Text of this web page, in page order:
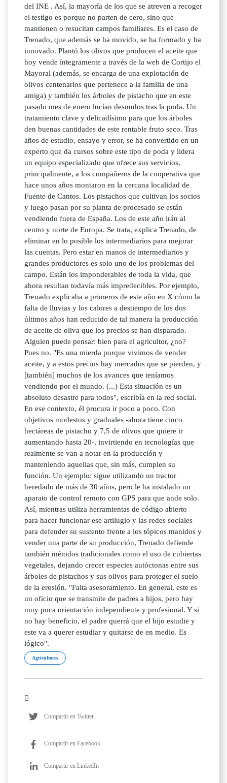
del INE . Así, la mayoría de los que se atreven a recoger
el testigo es porque no parten de cero, sino que
mantienen o resucitan campos familiares. Es el caso de
Trenado, que además se ha movido, se ha formado y ha
innovado. Plantó los olivos que producen el aceite que
hoy vende íntegramente a través de la web de Cortijo el
Mayoral (además, se encarga de una explotación de
olivos centenarios que pertenece a la familia de una
amiga) y también los árboles de pistacho que en este
pasado mes de enero lucían desnudos tras la poda. Un
tratamiento clave y delicadísimo para que los árboles
den buenas cantidades de este rentable fruto seco. Tras
años de estudio, ensayo y error, se ha convertido en un
experto que da cursos sobre este tipo de poda y lidera
un equipo especializado que ofrece sus servicios,
principalmente, a los compañeros de la cooperativa que
hace unos años montaron en la cercana localidad de
Fuente de Cantos. Los pistachos que cultivan los socios
y luego pasan por su planta de procesado se están
vendiendo fuera de España. Los de este año irán al
centro y norte de Europa. Se trata, explica Trenado, de
eliminar en lo posible los intermediarios para mejorar
las cuentas. Pero estar en manos de intermediarios y
grandes productores es solo uno de los problemas del
campo. Están los imponderables de toda la vida, que
ahora resultan todavía más impredecibles. Por ejemplo,
Trenado explicaba a primeros de este año en X cómo la
falta de lluvias y los calores a destiempo de los dos
últimos años han reducido de tal manera la producción
de aceite de oliva que los precios se han disparado.
Alguien puede pensar: bien para el agricultor, ¿no?
Pues no. "Es una mierda porque vivimos de vender
aceite, y a estos precios hay mercados que se pierden, y
[también] muchos de los avances que teníamos
vendiendo por el mundo. (...) Esta situación es un
absoluto desastre para todos", escribía en la red social.
En ese contexto, él procura ir poco a poco. Con
objetivos modestos y graduales -ahora tiene cinco
hectáreas de pistacho y 7,5 de olivos que quiere ir
aumentando hasta 20-, invirtiendo en tecnologías que
realmente se van a notar en la producción y
manteniendo aquellas que, sin más, cumplen su
función. Un ejemplo: sigue utilizando un tractor
heredado de más de 30 años, pero le ha instalado un
aparato de control remoto con GPS para que ande solo.
Así, mientras utiliza herramientas de código abierto
para hacer funcionar ese artilugio y las redes sociales
para defender su sustento frente a los tópicos manidos y
vender una parte de su producción, Trenado defiende
también métodos tradicionales como el uso de cubiertas
vegetales, dejando crecer especies autóctonas entre sus
árboles de pistachos y sus olivos para proteger el suelo
de la erosión. "Falta asesoramiento. En general, este es
un oficio que se transmite de padres a hijos, pero hay
muy poca orientación independiente y profesional. Y si
no hay beneficio, el padre querrá que el hijo estudie y
este va a querer estudiar y quitarse de en medio. Es
lógico".
Agricultores
Compartir en Twitter
Compartir en Facebook
Compartir en LinkedIn